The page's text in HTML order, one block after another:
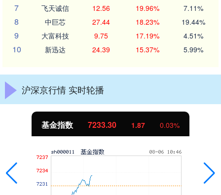
7 飞天诚信 12.56 19.96% 7.11%
8 中巨芯 27.44 18.23% 19.44%
9 大富科技 9.75 17.19% 4.51%
10 新迅达 24.39 15.37% 5.99%
沪深京行情 实时轮播
基金指数 7233.30 1.87 0.03%